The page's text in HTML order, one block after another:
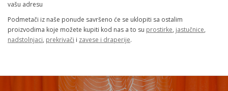
vašu adresu
Podmetači iz naše ponude savršeno će se uklopiti sa ostalim
proizvodima koje možete kupiti kod nas a to su prostirke, jastučnice,
nadstolnjaci, prekrivači i zavese i draperije.